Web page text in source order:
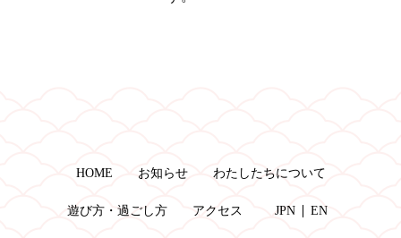
HOME お知らせ わたしたちについて
遊び方・過ごし方 アクセス JPN EN